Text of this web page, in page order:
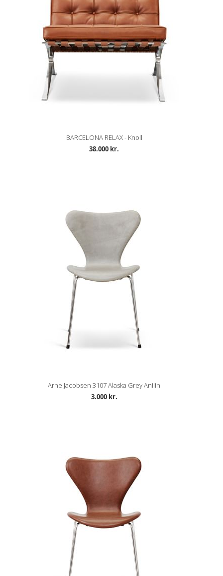
BARCELONA RELAX - Knoll
38.000 kr.
Arne Jacobsen 3107 Alaska Grey Anilin
3.000 kr.